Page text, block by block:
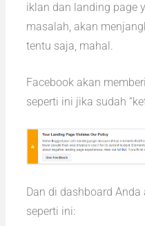
iklan dan landing page
masalah, akan
tentu saja, mahal.
Facebook akan
seperti ini jika sudah
Dan di dashboard
seperti ini: